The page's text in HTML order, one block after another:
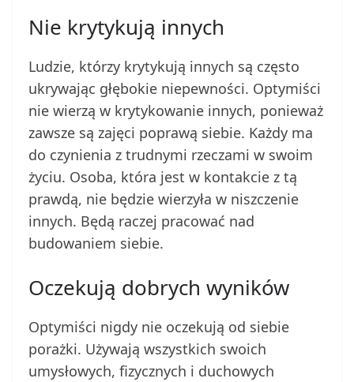
Nie krytykują innych
Ludzie, którzy krytykują innych są często
ukrywając głębokie niepewności. Optymiści
nie wierzą w krytykowanie innych, ponieważ
zawsze są zajęci poprawą siebie. Każdy ma
do czynienia z trudnymi rzeczami w swoim
życiu. Osoba, która jest w kontakcie z tą
prawdą, nie będzie wierzyła w niszczenie
innych. Będą raczej pracować nad
budowaniem siebie.
Oczekują dobrych wyników
Optymiści nigdy nie oczekują od siebie
porażki. Używają wszystkich swoich
umysłowych, fizycznych i duchowych